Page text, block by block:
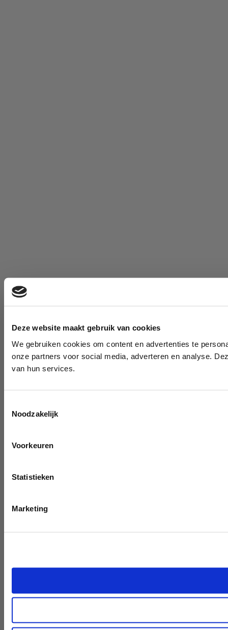
Deze website maakt gebruik van cookies
We gebruiken cookies om content en advertenties te
onze partners voor social media, adverteren en analyse.
van hun services.
Noodzakelijk
Voorkeuren
Statistieken
Marketing